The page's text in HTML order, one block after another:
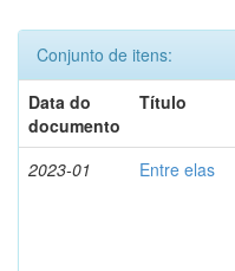
Conjunto de itens:
Data do
documento
Título
2023-01 Entre elas